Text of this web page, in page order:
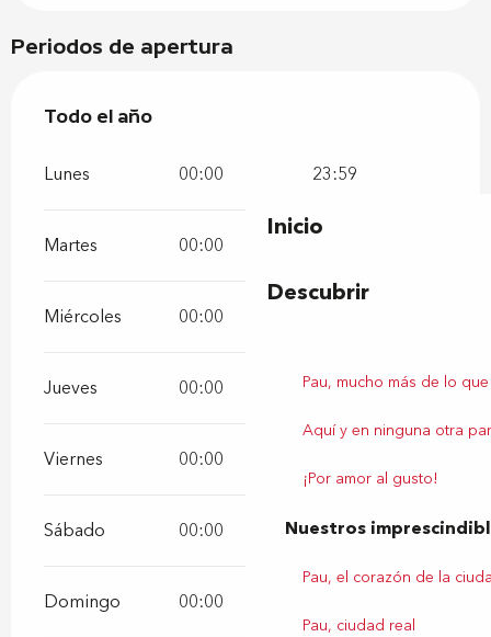
Inicio
Descubrir
Pau, mucho más de lo
Aquí y en ninguna otra
¡Por amor al gusto!
Nuestros
Pau, el corazón de la
Pau, ciudad real
Periodos de apertura
Todo el año
Todo el año
Lunes 00:00 23:59
Martes 00:00
Miércoles 00:00
Jueves 00:00 23:59
Viernes 00:00
Sábado 00:00 23:59
Domingo 00:00